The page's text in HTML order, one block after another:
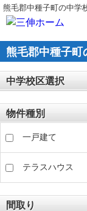
熊毛郡中種子町の中学
熊毛郡中種子町
中学校区選択
物件種別
一戸建て
テラスハウス
間取り